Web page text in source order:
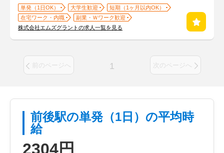
単発（1日OK） 大学生歓迎
短期（1ヶ月以内OK）
在宅ワーク・内職
副業・Ｗワーク歓迎
株式会社エムズグラントの求人一覧を見る
前のページへ 1 次のページへ
前後駅の単発（1日）の平均時
給
2304円